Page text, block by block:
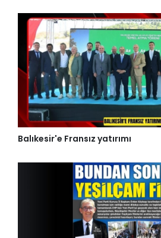
Balıkesir'e Fransız yatırımı